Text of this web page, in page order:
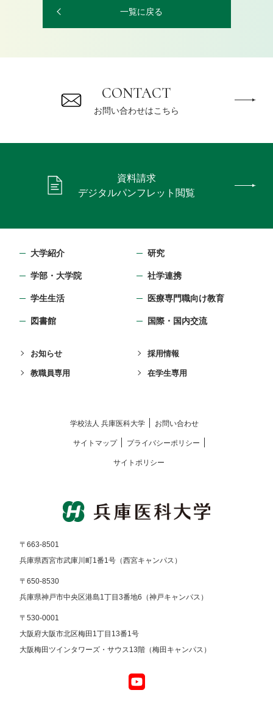
一覧に戻る
CONTACT
お問い合わせはこちら
資料請求
デジタルパンフレット閲覧
大学紹介 研究
学部・⼤学院 社学連携
学生生活 医療専門職向け教育
図書館 国際・国内交流
お知らせ 採用情報
教職員専用 在学生専用
学校法⼈ 兵庫医科⼤学 お問い合わせ
サイトマップ プライバシーポリシー
サイトポリシー
〒663-8501
兵庫県西宮市武庫川町1番1号（西宮キャンパス）
〒650-8530
兵庫県神戸市中央区港島1丁目3番地6（神戸キャンパス）
〒530-0001
大阪府大阪市北区梅田1丁目13番1号
大阪梅田ツインタワーズ・サウス13階（梅田キャンパス）